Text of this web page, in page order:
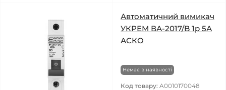
Автоматичний вимикач
УКРЕМ ВА-2017/B 1р 5А
АСКО
Немає в наявності
Код товару: A0010170048